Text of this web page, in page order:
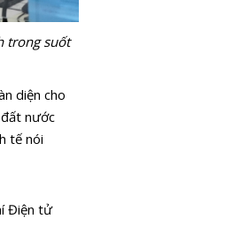
trong suốt
diện cho
nước
tế nói
Điện tử